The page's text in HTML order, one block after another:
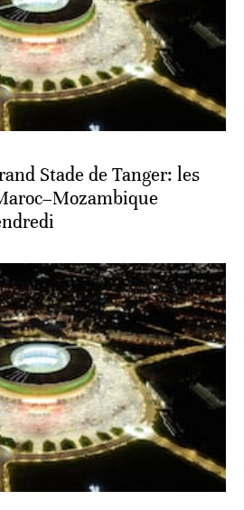
Stade de Tanger: les